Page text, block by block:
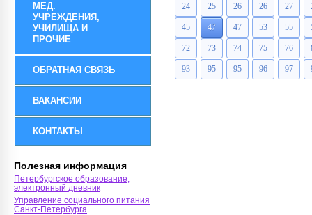
МЕД.
УЧРЕЖДЕНИЯ,
УЧИЛИЩА И
ПРОЧИЕ
ОБРАТНАЯ СВЯЗЬ
ВАКАНСИИ
КОНТАКТЫ
Полезная информация
Петербургское образование,
электронный дневник
Управление социального питания
Санкт-Петербурга
24 25 26 26 27
45 47 47 53 55
72 73 74 75 76
93 95 95 96 97